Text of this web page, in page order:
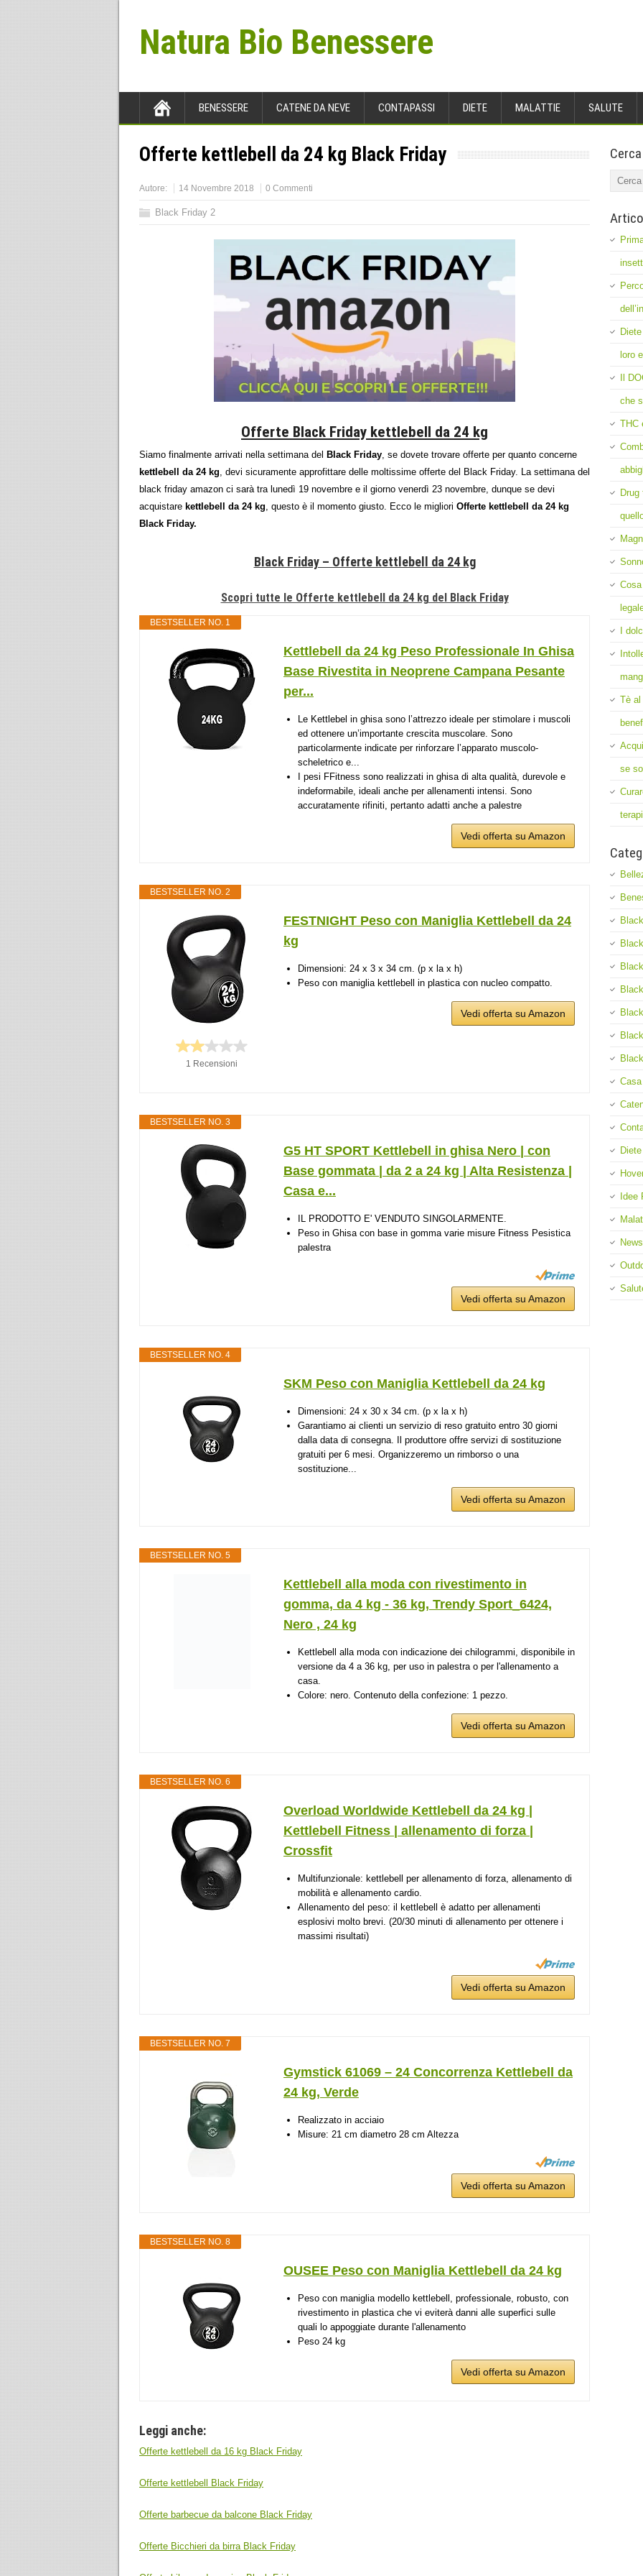
Natura Bio Benessere
BENESSERE CATENE DA NEVE CONTAPASSI DIETE MALATTIE SALUTE
Offerte kettlebell da 24 kg Black Friday
Autore: 14 Novembre 2018 0 Commenti
Black Friday 2
Offerte Black Friday kettlebell da 24 kg
Siamo finalmente arrivati nella settimana del Black Friday, se dovete trovare offerte per quanto concerne
kettlebell da 24 kg, devi sicuramente approfittare delle moltissime offerte del Black Friday. La settimana del
black friday amazon ci sarà tra lunedì 19 novembre e il giorno venerdì 23 novembre, dunque se devi
acquistare kettlebell da 24 kg, questo è il momento giusto. Ecco le migliori Offerte kettlebell da 24 kg
Black Friday.
Black Friday – Offerte kettlebell da 24 kg
Scopri tutte le Offerte kettlebell da 24 kg del Black Friday
BESTSELLER NO. 1
Kettlebell da 24 kg Peso Professionale In Ghisa
Base Rivestita in Neoprene Campana Pesante
per...
Le Kettlebel in ghisa sono l’attrezzo ideale per stimolare i muscoli
ed ottenere un’importante crescita muscolare. Sono
particolarmente indicate per rinforzare l’apparato muscolo-
scheletrico e...
I pesi FFitness sono realizzati in ghisa di alta qualità, durevole e
indeformabile, ideali anche per allenamenti intensi. Sono
accuratamente rifiniti, pertanto adatti anche a palestre
Vedi offerta su Amazon
BESTSELLER NO. 2
1 Recensioni
FESTNIGHT Peso con Maniglia Kettlebell da 24
kg
Dimensioni: 24 x 3 x 34 cm. (p x la x h)
Peso con maniglia kettlebell in plastica con nucleo compatto.
Vedi offerta su Amazon
BESTSELLER NO. 3
G5 HT SPORT Kettlebell in ghisa Nero | con
Base gommata | da 2 a 24 kg | Alta Resistenza |
Casa e...
IL PRODOTTO E' VENDUTO SINGOLARMENTE.
Peso in Ghisa con base in gomma varie misure Fitness Pesistica
palestra
Vedi offerta su Amazon
BESTSELLER NO. 4
SKM Peso con Maniglia Kettlebell da 24 kg
Dimensioni: 24 x 30 x 34 cm. (p x la x h)
Garantiamo ai clienti un servizio di reso gratuito entro 30 giorni
dalla data di consegna. Il produttore offre servizi di sostituzione
gratuiti per 6 mesi. Organizzeremo un rimborso o una
sostituzione...
Vedi offerta su Amazon
BESTSELLER NO. 5
Kettlebell alla moda con rivestimento in
gomma, da 4 kg - 36 kg, Trendy Sport_6424,
Nero , 24 kg
Kettlebell alla moda con indicazione dei chilogrammi, disponibile in
versione da 4 a 36 kg, per uso in palestra o per l'allenamento a
casa.
Colore: nero. Contenuto della confezione: 1 pezzo.
Vedi offerta su Amazon
BESTSELLER NO. 6
Overload Worldwide Kettlebell da 24 kg |
Kettlebell Fitness | allenamento di forza |
Crossfit
Multifunzionale: kettlebell per allenamento di forza, allenamento di
mobilità e allenamento cardio.
Allenamento del peso: il kettlebell è adatto per allenamenti
esplosivi molto brevi. (20/30 minuti di allenamento per ottenere i
massimi risultati)
Vedi offerta su Amazon
BESTSELLER NO. 7
Gymstick 61069 – 24 Concorrenza Kettlebell da
24 kg, Verde
Realizzato in acciaio
Misure: 21 cm diametro 28 cm Altezza
Vedi offerta su Amazon
BESTSELLER NO. 8
OUSEE Peso con Maniglia Kettlebell da 24 kg
Peso con maniglia modello kettlebell, professionale, robusto, con
rivestimento in plastica che vi eviterà danni alle superfici sulle
quali lo appoggiate durante l'allenamento
Peso 24 kg
Vedi offerta su Amazon
Leggi anche:
Offerte kettlebell da 16 kg Black Friday
Offerte kettlebell Black Friday
Offerte barbecue da balcone Black Friday
Offerte Bicchieri da birra Black Friday
Cerca
loro
Il
che
THC
I
Tè al
se
Casa
Diete
Idee
News